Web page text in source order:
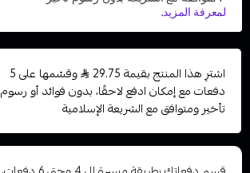
اشترِ هذا المنتج بقيمة 29.75
وقسّمها على 5
دفعات مع إمكان ادفع لاحقًا، بدون فوائد أو رسوم
تأخير ومتوافق مع الشريعة الإسلامية